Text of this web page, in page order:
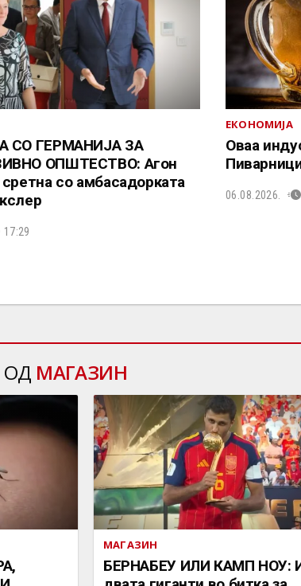
СО ГЕРМАНИЈА ЗА
ОПШТЕСТВО: Агон
со амбасадорката
17:29
ЕКОНОМИЈА
Оваа
06.08.2026.
ОД МАГАЗИН
МАГАЗИН
БЕРНАБЕУ ИЛИ КАМП НОУ: